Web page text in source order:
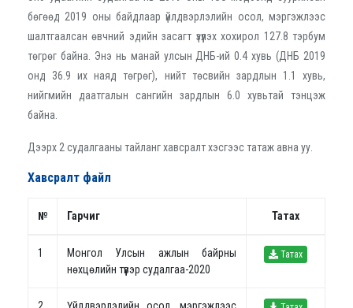
бөгөөд 2019 оны байдлаар үйлдвэрлэлийн осол, мэргэжлээс
шалтгаалсан өвчний эдийн засагт үзүүлэх хохирол 127.8 тэрбум
төгрөг байна. Энэ нь манай улсын ДНБ-ий 0.4 хувь (ДНБ 2019
онд 36.9 их наяд төгрөг), нийт төсвийн зардлын 1.1 хувь,
нийгмийн даатгалын сангийн зардлын 6.0 хувьтай тэнцэж
байна.
Дээрх 2 судалгааны тайланг хавсралт хэсгээс татаж авна уу.
Хавсралт файл
№ Гарчиг Татах
1
Монгол Улсын ажлын байрны
нөхцөлийн түүвэр судалгаа-2020
Татах